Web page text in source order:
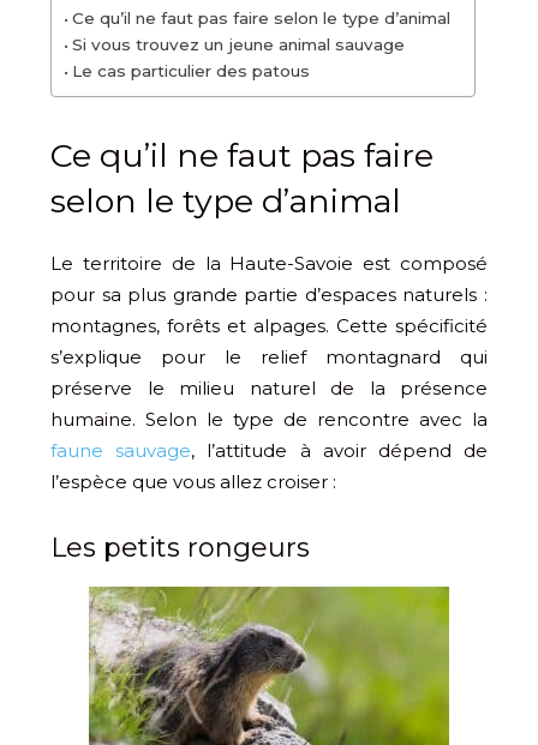
Ce qu’il ne faut pas faire selon le type d’animal
Si vous trouvez un jeune animal sauvage
Le cas particulier des patous
Ce qu’il ne faut pas faire
selon le type d’animal
Le territoire de la Haute-Savoie est composé
pour sa plus grande partie d’espaces naturels :
montagnes, forêts et alpages. Cette spécificité
s’explique pour le relief montagnard qui
préserve le milieu naturel de la présence
humaine. Selon le type de rencontre avec la
faune sauvage, l’attitude à avoir dépend de
l’espèce que vous allez croiser :
Les petits rongeurs